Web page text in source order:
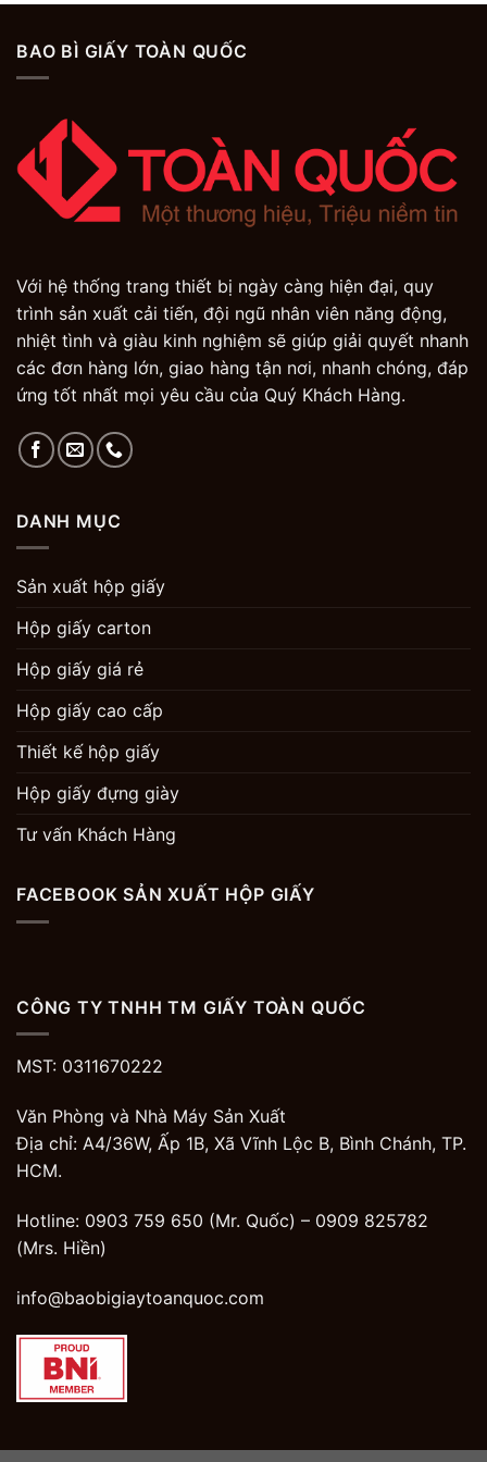
BAO BÌ GIẤY TOÀN QUỐC
Với hệ thống trang thiết bị ngày càng hiện đại, quy
trình sản xuất cải tiến, đội ngũ nhân viên năng động,
nhiệt tình và giàu kinh nghiệm sẽ giúp giải quyết nhanh
các đơn hàng lớn, giao hàng tận nơi, nhanh chóng, đáp
ứng tốt nhất mọi yêu cầu của Quý Khách Hàng.
DANH MỤC
Sản xuất hộp giấy
Hộp giấy carton
Hộp giấy giá rẻ
Hộp giấy cao cấp
Thiết kế hộp giấy
Hộp giấy đựng giày
Tư vấn Khách Hàng
FACEBOOK SẢN XUẤT HỘP GIẤY
CÔNG TY TNHH TM GIẤY TOÀN QUỐC
MST: 0311670222
Văn Phòng và Nhà Máy Sản Xuất
Địa chỉ: A4/36W, Ấp 1B, Xã Vĩnh Lộc B, Bình Chánh, TP.
HCM.
Hotline: 0903 759 650 (Mr. Quốc) – 0909 825782
(Mrs. Hiền)
info@baobigiaytoanquoc.com